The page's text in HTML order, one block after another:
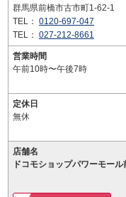
群馬県前橋市古市町1-62-1
TEL： 0120-697-047
TEL： 027-212-8661
営業時間
午前10時〜午後7時
定休日
無休
店舗名
ドコモショップパワーモー